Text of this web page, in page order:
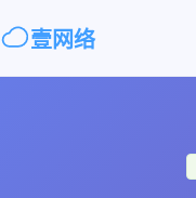
壹网络